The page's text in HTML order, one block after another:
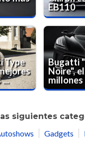
EB110
Type
Bugatti
Noire",
millones
siguientes
Gadgets